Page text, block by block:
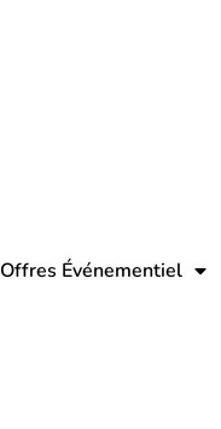
Offres Événementiel